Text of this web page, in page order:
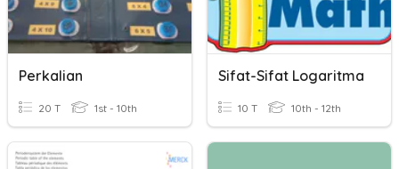
Perkalian
20 T 1st - 10th
Sifat-Sifat Logaritma
10 T 10th - 12th